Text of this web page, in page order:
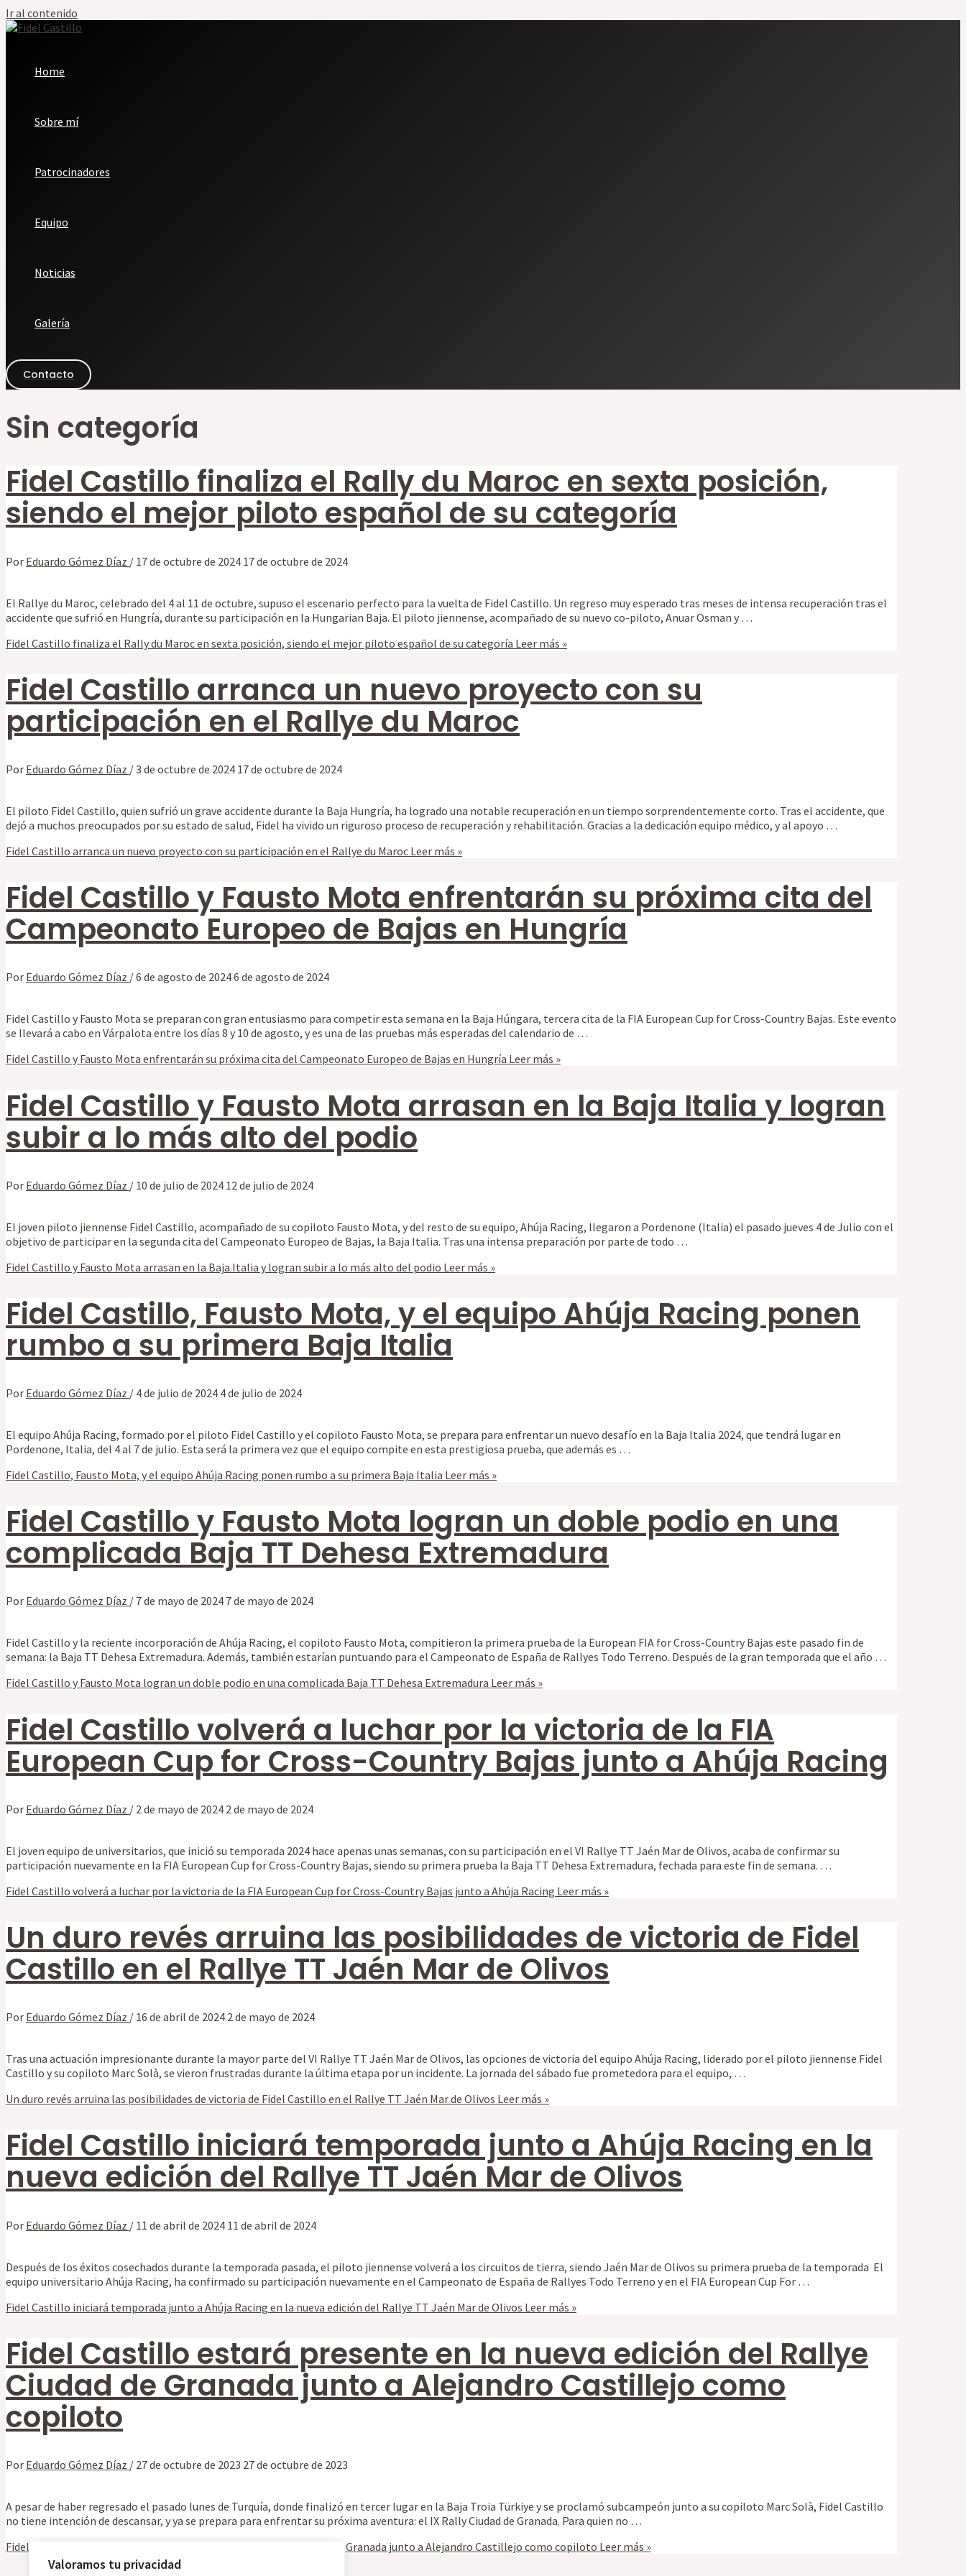
Valoramos tu privacidad
Ir al contenido
Home
Sobre mí
Patrocinadores
Equipo
Noticias
Galería
Contacto
Sin categoría
Fidel Castillo finaliza el Rally du Maroc en sexta posición,
siendo el mejor piloto español de su categoría
Por Eduardo Gómez Díaz / 17 de octubre de 2024 17 de octubre de 2024
El Rallye du Maroc, celebrado del 4 al 11 de octubre, supuso el escenario perfecto para la vuelta de Fidel Castillo. Un regreso muy esperado tras meses de intensa recuperación tras el
accidente que sufrió en Hungría, durante su participación en la Hungarian Baja. El piloto jiennense, acompañado de su nuevo co-piloto, Anuar Osman y …
Fidel Castillo finaliza el Rally du Maroc en sexta posición, siendo el mejor piloto español de su categoría Leer más »
Fidel Castillo arranca un nuevo proyecto con su
participación en el Rallye du Maroc
Por Eduardo Gómez Díaz /3 de octubre de 2024 17 de octubre de 2024
El piloto Fidel Castillo, quien sufrió un grave accidente durante la Baja Hungría, ha logrado una notable recuperación en un tiempo sorprendentemente corto. Tras el accidente, que
dejó a muchos preocupados por su estado de salud, Fidel ha vivido un riguroso proceso de recuperación y rehabilitación. Gracias a la dedicación equipo médico, y al apoyo …
Fidel Castillo arranca un nuevo proyecto con su participación en el Rallye du Maroc Leer más »
Fidel Castillo y Fausto Mota enfrentarán su próxima cita del
Campeonato Europeo de Bajas en Hungría
Por Eduardo Gómez Díaz /6 de agosto de 20246 de agosto de 2024
Fidel Castillo y Fausto Mota se preparan con gran entusiasmo para competir esta semana en la Baja Húngara, tercera cita de la FIA European Cup for Cross-Country Bajas. Este evento
se llevará a cabo en Várpalota entre los días 8 y 10 de agosto, y es una de las pruebas más esperadas del calendario de …
Fidel Castillo y Fausto Mota enfrentarán su próxima cita del Campeonato Europeo de Bajas en Hungría Leer más »
Fidel Castillo y Fausto Mota arrasan en la Baja Italia y logran
subir a lo más alto del podio
Por Eduardo Gómez Díaz / 10 de julio de 2024 12 de julio de 2024
El joven piloto jiennense Fidel Castillo, acompañado de su copiloto Fausto Mota, y del resto de su equipo, Ahúja Racing, llegaron a Pordenone (Italia) el pasado jueves 4 de Julio con el
objetivo de participar en la segunda cita del Campeonato Europeo de Bajas, la Baja Italia. Tras una intensa preparación por parte de todo …
Fidel Castillo y Fausto Mota arrasan en la Baja Italia y logran subir a lo más alto del podio Leer más »
Fidel Castillo, Fausto Mota, y el equipo Ahúja Racing ponen
rumbo a su primera Baja Italia
Por Eduardo Gómez Díaz / 4 de julio de 2024 4 de julio de 2024
El equipo Ahúja Racing, formado por el piloto Fidel Castillo y el copiloto Fausto Mota, se prepara para enfrentar un nuevo desafío en la Baja Italia 2024, que tendrá lugar en
Pordenone, Italia, del 4 al 7 de julio. Esta será la primera vez que el equipo compite en esta prestigiosa prueba, que además es …
Fidel Castillo, Fausto Mota, y el equipo Ahúja Racing ponen rumbo a su primera Baja Italia Leer más »
Fidel Castillo y Fausto Mota logran un doble podio en una
complicada Baja TT Dehesa Extremadura
Por Eduardo Gómez Díaz / 7 de mayo de 2024 7 de mayo de 2024
Fidel Castillo y la reciente incorporación de Ahúja Racing, el copiloto Fausto Mota, compitieron la primera prueba de la European FIA for Cross-Country Bajas este pasado fin de
semana: la Baja TT Dehesa Extremadura. Además, también estarían puntuando para el Campeonato de España de Rallyes Todo Terreno. Después de la gran temporada que el año …
Fidel Castillo y Fausto Mota logran un doble podio en una complicada Baja TT Dehesa Extremadura Leer más »
Fidel Castillo volverá a luchar por la victoria de la FIA
European Cup for Cross-Country Bajas junto a Ahúja Racing
Por Eduardo Gómez Díaz / 2 de mayo de 2024 2 de mayo de 2024
El joven equipo de universitarios, que inició su temporada 2024 hace apenas unas semanas, con su participación en el VI Rallye TT Jaén Mar de Olivos, acaba de confirmar su
participación nuevamente en la FIA European Cup for Cross-Country Bajas, siendo su primera prueba la Baja TT Dehesa Extremadura, fechada para este fin de semana. …
Fidel Castillo volverá a luchar por la victoria de la FIA European Cup for Cross-Country Bajas junto a Ahúja Racing Leer más »
Un duro revés arruina las posibilidades de victoria de Fidel
Castillo en el Rallye TT Jaén Mar de Olivos
Por Eduardo Gómez Díaz / 16 de abril de 2024 2 de mayo de 2024
Tras una actuación impresionante durante la mayor parte del VI Rallye TT Jaén Mar de Olivos, las opciones de victoria del equipo Ahúja Racing, liderado por el piloto jiennense Fidel
Castillo y su copiloto Marc Solà, se vieron frustradas durante la última etapa por un incidente. La jornada del sábado fue prometedora para el equipo, …
Un duro revés arruina las posibilidades de victoria de Fidel Castillo en el Rallye TT Jaén Mar de Olivos Leer más »
Fidel Castillo iniciará temporada junto a Ahúja Racing en la
nueva edición del Rallye TT Jaén Mar de Olivos
Por Eduardo Gómez Díaz / 11 de abril de 2024 11 de abril de 2024
Después de los éxitos cosechados durante la temporada pasada, el piloto jiennense volverá a los circuitos de tierra, siendo Jaén Mar de Olivos su primera prueba de la temporada El
equipo universitario Ahúja Racing, ha confirmado su participación nuevamente en el Campeonato de España de Rallyes Todo Terreno y en el FIA European Cup For …
Fidel Castillo iniciará temporada junto a Ahúja Racing en la nueva edición del Rallye TT Jaén Mar de Olivos Leer más »
Fidel Castillo estará presente en la nueva edición del Rallye
Ciudad de Granada junto a Alejandro Castillejo como
copiloto
Por Eduardo Gómez Díaz / 27 de octubre de 2023 27 de octubre de 2023
A pesar de haber regresado el pasado lunes de Turquía, donde finalizó en tercer lugar en la Baja Troia Türkiye y se proclamó subcampeón junto a su copiloto Marc Solà, Fidel Castillo
no tiene intención de descansar, y ya se prepara para enfrentar su próxima aventura: el IX Rally Ciudad de Granada. Para quien no …
Fidel Castillo estará presente en la nueva edición del Rallye Ciudad de Granada junto a Alejandro Castillejo como copiloto Leer más »